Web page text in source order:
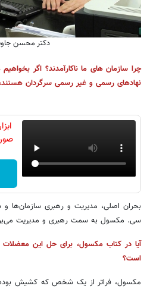
دکتر محسن
چرا سازمان های ما ناکارآمدند؟ اگر
نهادهای رسمی و غیر رسمی سرگردان
بحران اصلی، مدیریت و رهبری سازمان‌ها
سی. مکسول به سمت رهبری و مدیریت
آیا در کتاب مکسول، برای حل این
است؟
مکسول، فراتر از یک شخص که کشیش